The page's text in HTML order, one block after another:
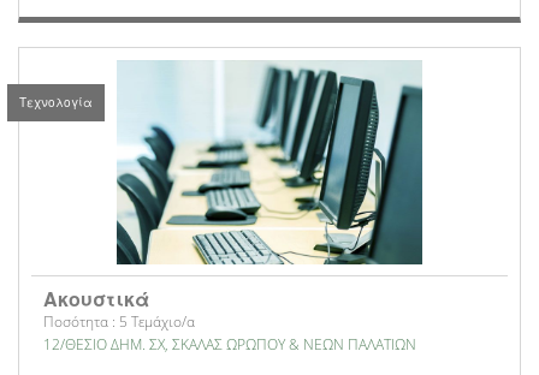
Τεχνολογία
Ακουστικά
Ποσότητα : 5 Τεμάχιο/α
12/ΘΕΣΙΟ ΔΗΜ. ΣΧ, ΣΚΑΛΑΣ ΩΡΩΠΟΥ & ΝΕΩΝ ΠΑΛΑΤΙΩΝ